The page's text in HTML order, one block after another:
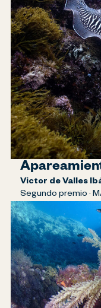
Victor de Valles
Segundo premio ·